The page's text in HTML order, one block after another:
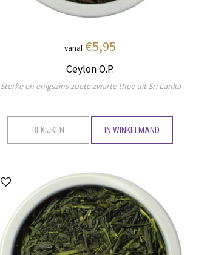
vanaf €5,95
Ceylon O.P.
Sterke en enigszins zoete zwarte thee uit Sri Lanka
BEKIJKEN IN WINKELMAND